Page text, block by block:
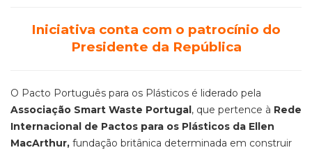
Iniciativa conta com o patrocínio do
Presidente da República
O Pacto Português para os Plásticos é liderado pela
Associação Smart Waste Portugal, que pertence à Rede
Internacional de Pactos para os Plásticos da Ellen
MacArthur, fundação britânica determinada em construir